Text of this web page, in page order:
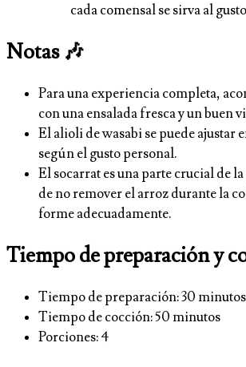
cada comensal se sirva al
Notas 🎶
Para una experiencia completa,
con una ensalada fresca y un buen
El alioli de wasabi se puede ajustar
según el gusto personal.
El socarrat es una parte crucial de
de no remover el arroz durante la
forme adecuadamente.
Tiempo de preparación y
Tiempo de preparación: 30 minutos
Tiempo de cocción: 50 minutos
Porciones: 4